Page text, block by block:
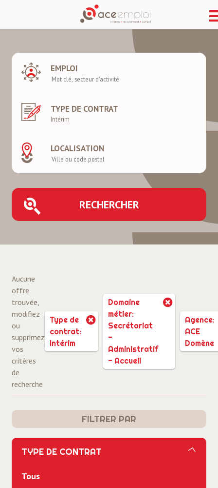
EMPLOI
TYPE DE CONTRAT
LOCALISATION
RECHERCHER
Aucune
offre
trouvée,
modifiez
ou
supprimez
vos
critères
de
recherche
Type de
contrat:
Intérim
Domaine
métier:
Secrétariat
-
Administratif
- Accueil
Agence:
ACE
Domène
FILTRER PAR
TYPE DE CONTRAT
Tous